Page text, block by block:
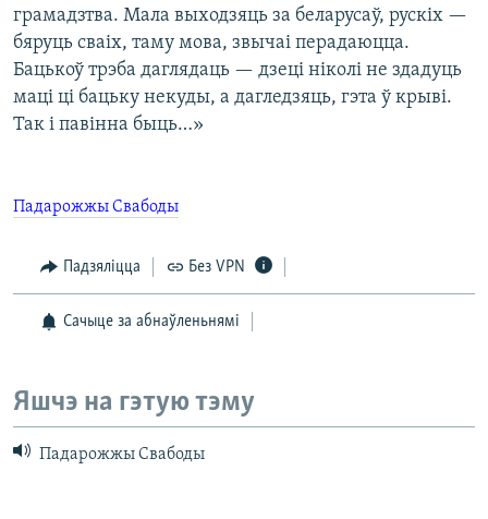
грамадзтва. Мала выходзяць за беларусаў, рускіх —
бяруць сваіх, таму мова, звычаі перадаюцца.
Бацькоў трэба даглядаць — дзеці ніколі не здадуць
маці ці бацьку некуды, а дагледзяць, гэта ў крыві.
Так і павінна быць…»
Падарожжы Свабоды
Падзяліцца Без VPN
Сачыце за абнаўленьнямі
Яшчэ на гэтую тэму
Падарожжы Свабоды